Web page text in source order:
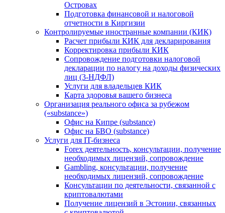
Островах
Подготовка финансовой и налоговой
отчетности в Киргизии
Контролируемые иностранные компании (КИК)
Расчет прибыли КИК для декларирования
Корректировка прибыли КИК
Сопровождение подготовки налоговой
декларации по налогу на доходы физических
лиц (3-НДФЛ)
Услуги для владельцев КИК
Карта здоровья вашего бизнеса
Организация реального офиса за рубежом
(«substance»)
Офис на Кипре (substance)
Офис на БВО (substance)
Услуги для IT-бизнеса
Forex деятельность, консультации, получение
необходимых лицензий, сопровождение
Gambling, консультации, получение
необходимых лицензий, сопровождение
Консультации по деятельности, связанной с
криптовалютами
Получение лицензий в Эстонии, связанных